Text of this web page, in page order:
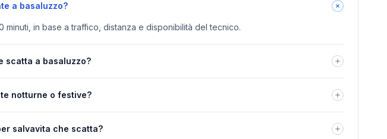
a basaluzzo?
in base a traffico, distanza e disponibilità del tecnico.
scatta a basaluzzo?
notturne o festive?
salvavita che scatta?